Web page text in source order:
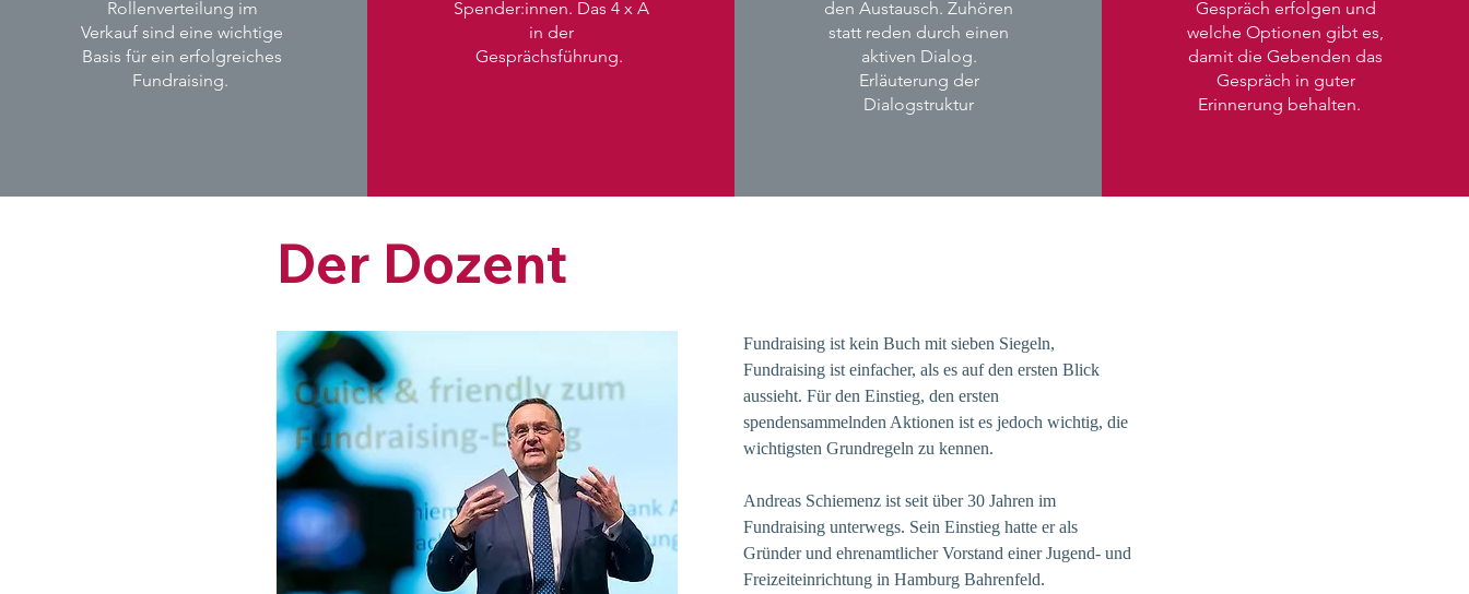
Rollenverteilung im
Verkauf sind eine wichtige
Basis für ein erfolgreiches
Fundraising.
Spender:innen. Das 4 x A
in der
Gesprächsführung.
den Austausch. Zuhören
statt reden durch einen
aktiven Dialog.
Erläuterung der
Dialogstruktur
Gespräch erfolgen und
welche Optionen gibt es,
damit die Gebenden das
Gespräch in guter
Erinnerung behalten.
Der Dozent
Fundraising ist kein Buch mit sieben Siegeln,
Fundraising ist einfacher, als es auf den ersten Blick
aussieht. Für den Einstieg, den ersten
spendensammelnden Aktionen ist es jedoch wichtig, die
wichtigsten Grundregeln zu kennen.
Andreas Schiemenz ist seit über 30 Jahren im
Fundraising unterwegs. Sein Einstieg hatte er als
Gründer und ehrenamtlicher Vorstand einer Jugend- und
Freizeiteinrichtung in Hamburg Bahrenfeld.